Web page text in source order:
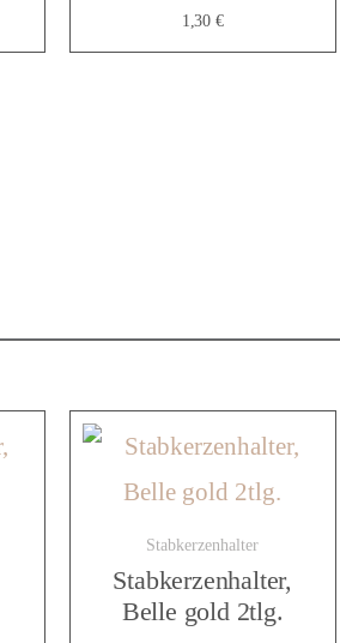
1,30 €
Stabkerzenhalter
Stabkerzenhalter,
Belle gold 2tlg.